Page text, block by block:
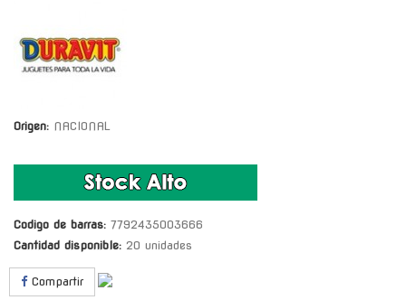
Origen: NACIONAL
Codigo de barras: 7792435003666
Cantidad disponible: 20 unidades
Compartir